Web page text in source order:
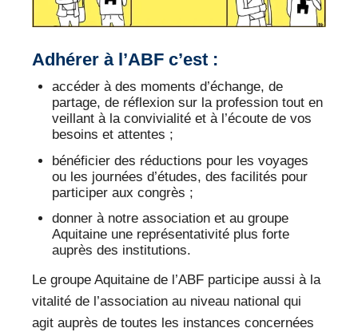
Adhérer à l’ABF c’est :
accéder à des moments d’échange, de
partage, de réflexion sur la profession tout en
veillant à la convivialité et à l’écoute de vos
besoins et attentes ;
bénéficier des réductions pour les voyages
ou les journées d’études, des facilités pour
participer aux congrès ;
donner à notre association et au groupe
Aquitaine une représentativité plus forte
auprès des institutions.
Le groupe Aquitaine de l’ABF participe aussi à la
vitalité de l’association au niveau national qui
agit auprès de toutes les instances concernées